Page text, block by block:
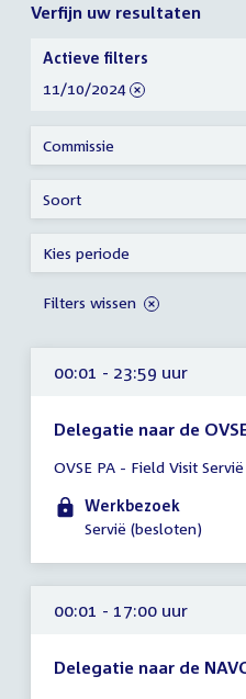
Verfijn uw resultaten
00:01 - 23:59 uur
Delegatie naar de
vergadering
00:01
-
uur
OVSE PA - Field Visit Servië
Werkbezoek
Servië (besloten)
00:01 - 17:00 uur
Delegatie naar de
Verfijn
uw
resultaten
Actieve filters
verwijder
11/10/2024
Commissie
Soort
Kies periode
Filters wissen